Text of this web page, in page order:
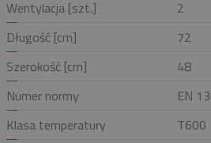
Wentylacja [szt.]
2
Długość [cm]
72
Szerokość [cm]
48
Numer normy
EN
Klasa temperatury
T600